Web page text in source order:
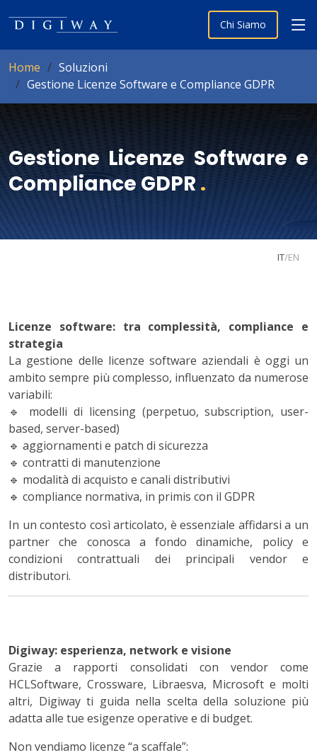
Chi Siamo
Home
Soluzioni
Gestione Licenze Software e Compliance GDPR
Gestione Licenze Software e
Compliance GDPR.
IT/EN
Licenze software: tra complessità, compliance e
strategia
La gestione delle licenze software aziendali è oggi un
ambito sempre più complesso, influenzato da numerose
variabili:
🔹 modelli di licensing(perpetuo, subscription, user-
based, server-based)
🔹 aggiornamenti e patch di sicurezza
🔹 contratti di manutenzione
🔹 modalità di acquisto e canali distributivi
🔹 compliance normativa, in primis con il GDPR
In un contesto così articolato, è essenziale affidarsi a un
partner che conosca a fondodinamiche, policy e
condizioni contrattuali dei principali vendor e
distributori.
Digiway: esperienza, network e visione
Grazie a rapporti consolidati con vendor come
HCLSoftware, Crossware, Libraesva, Microsoft e molti
altri, Digiway ti guida nella scelta della soluzione più
adatta alle tue esigenze operative e di budget.
Non vendiamo licenze “a scaffale”: